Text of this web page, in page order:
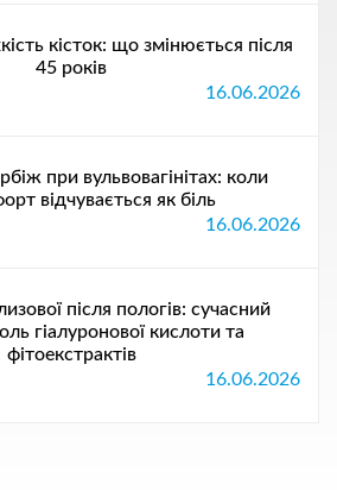
кісток: що змінюється після
45 років
16.06.2026
при вульвовагінітах: коли
відчувається як біль
16.06.2026
після пологів: сучасний
гіалуронової кислоти та
фітоекстрактів
16.06.2026